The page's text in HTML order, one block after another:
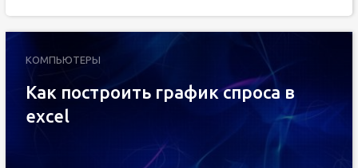
КОМПЬЮТЕРЫ
Как построить график спроса в
excel